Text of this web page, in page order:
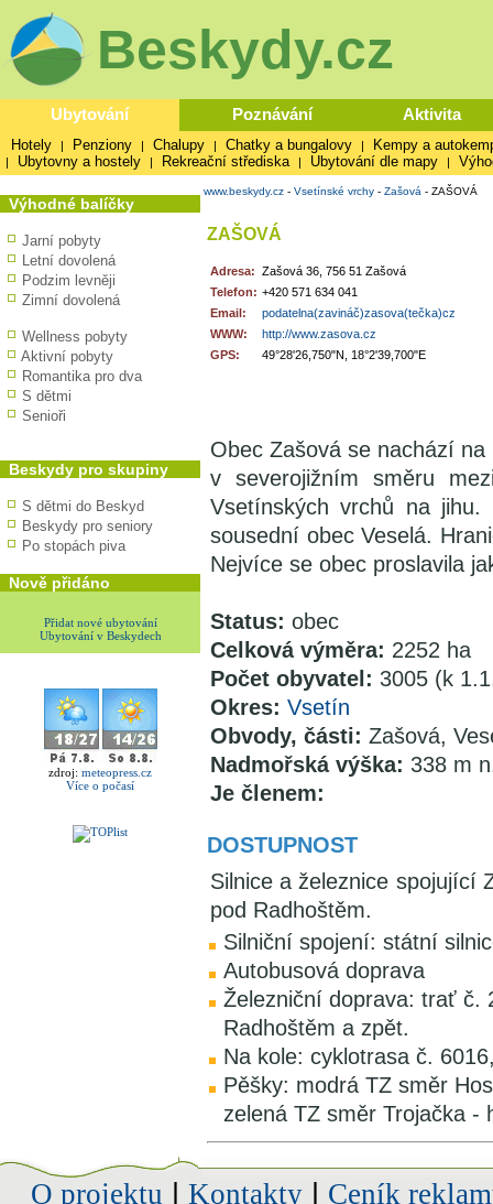
Beskydy.cz
Ubytování Poznávání Aktivita
Hotely | Penziony | Chalupy | Chatky a bungalovy | Kempy a
| Ubytovny a hostely | Rekreační střediska | Ubytování dle mapy |
Výhodné balíčky
Jarní pobyty
Letní dovolená
Podzim levněji
Zimní dovolená
Wellness pobyty
Aktivní pobyty
Romantika pro dva
S dětmi
Senioři
Beskydy pro skupiny
S dětmi do Beskyd
Beskydy pro seniory
Po stopách piva
Nově přidáno
Přidat nové ubytování
Ubytování v Beskydech
zdroj: meteopress.cz
Více o počasí
www.beskydy.cz - Vsetínské vrchy - Zašová - ZAŠOVÁ
ZAŠOVÁ
Adresa: Zašová 36, 756 51 Zašová
Telefon: +420 571 634 041
Email:
podatelna(zavináč)zasova(tečka)cz
WWW:
http://www.zasova.cz
GPS:
49°28'26,750"N, 18°2'39,700"E
Obec Zašová se nachází
v severojižním směru
Vsetínských vrchů na
sousední obec Veselá.
Nejvíce se obec proslavila
Status: obec
Celková výměra: 2252 ha
Počet obyvatel: 3005 (k
Okres: Vsetín
Obvody, části: Zašová,
Nadmořská výška: 338 m
Je členem:
DOSTUPNOST
Silnice a železnice spojující
pod Radhoštěm.
Silniční spojení: státní
Autobusová doprava
Železniční doprava: trať č.
Radhoštěm a zpět.
Na kole: cyklotrasa č.
Pěšky: modrá TZ směr
zelená TZ směr Trojačka -
O projektu Kontakty| Ceník